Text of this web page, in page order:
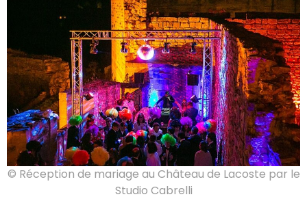
© Réception de mariage au Château de Lacoste par le
Studio Cabrelli